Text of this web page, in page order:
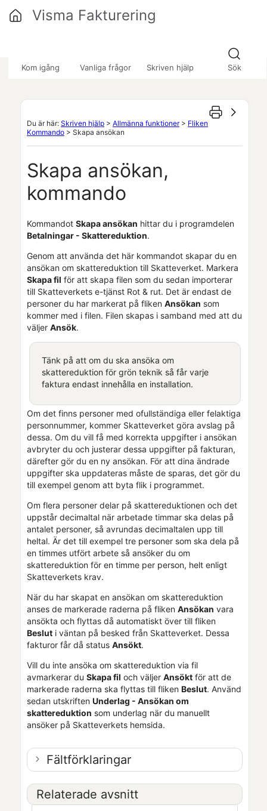
Kom igång Vanliga frågor Skriven hjälp Sök
Visma Fakturering
Du är här: Skriven hjälp > Allmänna funktioner> Fliken
Kommando > Skapa ansökan
Skapa ansökan,
kommando
Kommandot Skapa ansökan hittar du i programdelen
Betalningar - Skattereduktion.
Genom att använda det här kommandot skapar du en
ansökan om skattereduktion till Skatteverket. Markera
Skapa fil för att skapa filen som du sedan importerar
till Skatteverkets e-tjänst Rot & rut. Det är endast de
personer du har markerat på fliken Ansökan som
kommer med i filen. Filen skapas i samband med att du
väljer Ansök.
Tänk på att om du ska ansöka om
skattereduktion för grön teknik så får varje
faktura endast innehålla en installation.
Om det finns personer med ofullständiga eller felaktiga
personnummer, kommer Skatteverket göra avslag på
dessa. Om du vill få med korrekta uppgifter i ansökan
avbryter du och justerar dessa uppgifter på fakturan,
därefter gör du en ny ansökan. För att dina ändrade
uppgifter ska uppdateras måste de sparas, det gör du
till exempel genom att byta flik i programmet.
Om flera personer delar på skattereduktionen och det
uppstår decimaltal när arbetade timmar ska delas på
antalet personer, så avrundas decimaltalen upp till
heltal. Är det till exempel tre personer som ska dela på
en timmes utfört arbete så ansöker du om
skattereduktion för en timme per person, helt enligt
Skatteverkets krav.
När du har skapat en ansökan om skattereduktion
anses de markerade raderna på fliken Ansökan vara
ansökta och flyttas då automatiskt över till fliken
Beslut i väntan på besked från Skatteverket. Dessa
fakturor får då status Ansökt.
Vill du inte ansöka om skattereduktion via fil
avmarkerar du Skapa fil och väljer Ansökt för att de
markerade raderna ska flyttas till fliken Beslut. Använd
sedan utskriften Underlag - Ansökan om
skattereduktion som underlag när du manuellt
ansöker på Skatteverkets hemsida.
Fältförklaringar
Relaterade avsnitt